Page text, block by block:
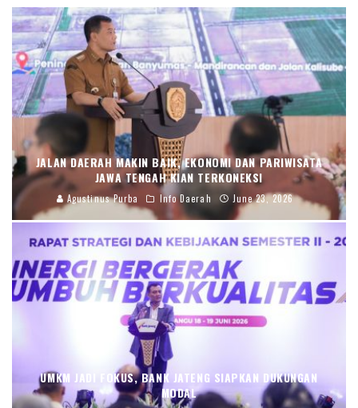
JALAN DAERAH MAKIN BAIK, EKONOMI DAN PARIWISATA
JAWA TENGAH KIAN TERKONEKSI
Agustinus Purba Info Daerah June 23, 2026
UMKM JADI FOKUS, BANK JATENG SIAPKAN DUKUNGAN
MODAL